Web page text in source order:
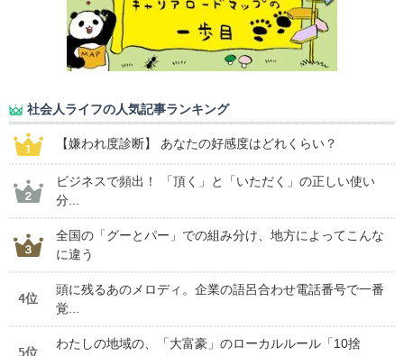
社会人ライフの人気記事ランキング
【嫌われ度診断】 あなたの好感度はどれくらい？
ビジネスで頻出！ 「頂く」と「いただく」の正しい使い
分...
全国の「グーとパー」での組み分け、地方によってこんな
に違う
4位
頭に残るあのメロディ。企業の語呂合わせ電話番号で一番
覚...
5位
わたしの地域の、「大富豪」のローカルルール「10捨